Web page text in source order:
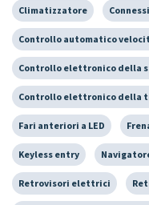
Climatizzatore
Controllo automatico
Controllo elettronico della
Controllo elettronico della
Fari anteriori a LED
Keyless entry
Retrovisori elettrici